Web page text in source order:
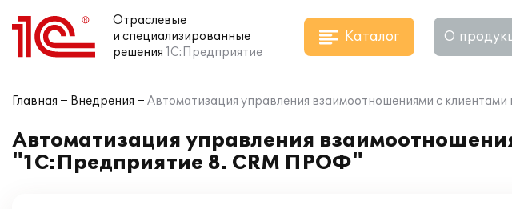
Отраслевые
и специализированные
решения 1С:Предприятие
Каталог О
Главная Внедрения Автоматизация управления взаимоотношениями с
Автоматизация управления
"1С:Предприятие 8. CRM ПРОФ"